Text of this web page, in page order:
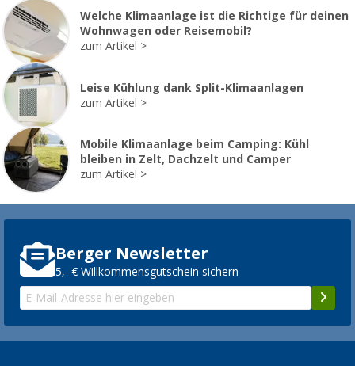
Welche Klimaanlage ist die Richtige für deinen
Wohnwagen oder Reisemobil?
zum Artikel
Leise Kühlung dank Split-Klimaanlagen
zum Artikel
Mobile Klimaanlage beim Camping: Kühl
bleiben in Zelt, Dachzelt und Camper
zum Artikel
Berger Newsletter
5,- € Willkommensgutschein sichern